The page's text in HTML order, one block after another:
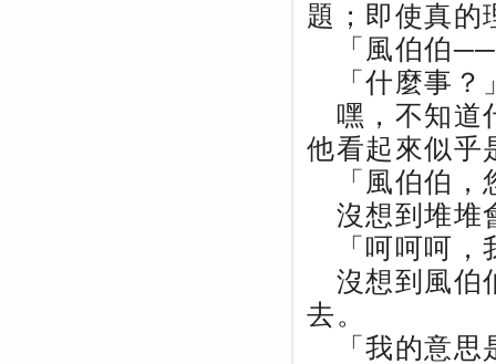
題；即使真的
「風伯伯──
「什麼事？
嘿，不知道
他看起來似乎
「風伯伯，
沒想到堆堆
「呵呵呵，
沒想到風伯
去。
「我的意思